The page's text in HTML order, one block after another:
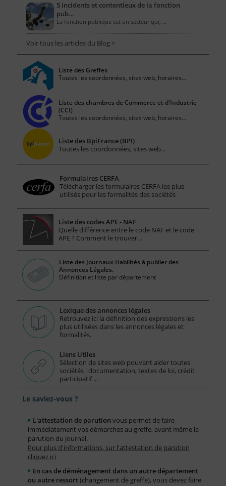
5 incidents et contentieux de la fonction
pub…
La fonction publique est un secteur qui, …
Voir tous les articles du Blog >
Liste des Greffes
Toutes les coordonnées, sites web, horaires...
Liste des chambres de Commerce et d'Industrie
(CCI)
Toutes les coordonnées, sites web, horaires...
Liste des BpiFrance (BPI)
Toutes les coordonnées, sites web...
Formulaires CERFA
Télécharger les formulaires CERFA les plus
utilisés pour les formalités des sociétés
Liste des codes APE - NAF
Quelle différence entre le code NAF et le code
APE ? Comment le trouver…
Liste des Journaux Habilités à publier des
Annonces Légales.
Définition et liste par département
Lexique des annonces légales
Retrouvez ici la définition des expressions les
plus utilisées dans les annonces légales et
formalités.
Liens Utiles
Sélection de sites web pouvant aider toutes
sociétés : documentation, textes de loi, crédit
participatif ...
Le saviez-vous ?
L'attestation de parution vous permet de faire
immédiatement vos démarches au greffe, avant même la
parution du journal.
Pour plus d'informations, sur l'attestation de parution
cliquez ici
En cas de déménagement dans un autre département
ou autre ressort(changement de greffe), vous devez faire